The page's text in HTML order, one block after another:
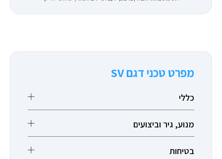
מפרט טכני דגם SV
כללי
מנוע, גיר וביצועים
בטיחות